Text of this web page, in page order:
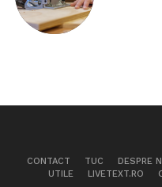
CONTACT TUC DESPRE
UTILE
LIVETEXT.RO